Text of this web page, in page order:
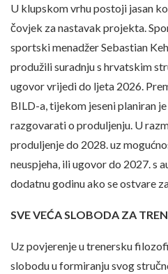
U klupskom vrhu postoji jasan
čovjek za nastavak projekta.
sportski menadžer Sebastian
produžili suradnju s hrvatskim
ugovor vrijedi do ljeta 2026.
BILD-a, tijekom jeseni planiran
razgovarati o produljenju. U
produljenje do 2028. uz
neuspjeha, ili ugovor do 2027. s
dodatnu godinu ako se ostvare
SVE VEĆA SLOBODA ZA
Uz povjerenje u trenersku
slobodu u formiranju svog